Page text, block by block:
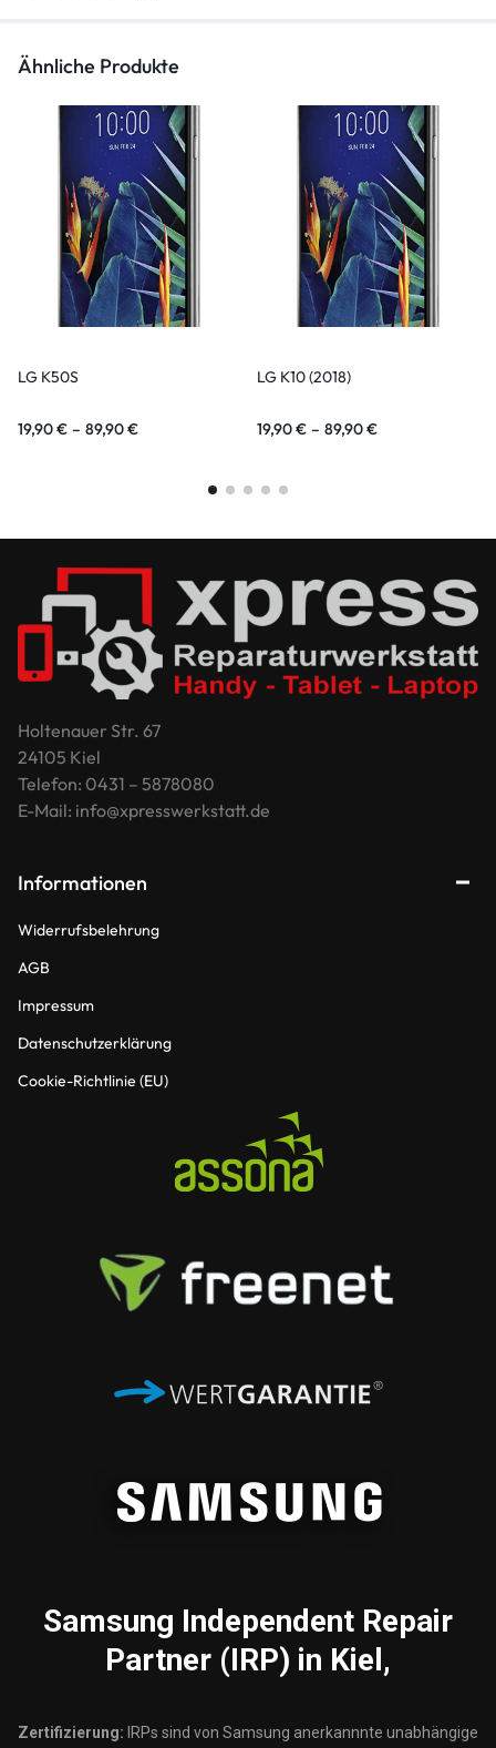
Ähnliche Produkte
LG K50S
19,90€ – 89,90€
LG K10 (2018)
19,90€ – 89,90€
Holtenauer Str. 67
24105 Kiel
Telefon: 0431 – 5878080
E-Mail: info@xpresswerkstatt.de
Informationen
Widerrufsbelehrung
AGB
Impressum
Datenschutzerklärung
Cookie-Richtlinie (EU)
Samsung Independent Repair
Partner (IRP) in Kiel,
Zertifizierung: IRPs sind von Samsung anerkannnte unabhängige